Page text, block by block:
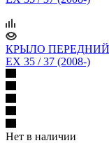
КРЫЛО ПЕРЕДНИЙ
EX 35 / 37 (2008-)
Нет в наличии